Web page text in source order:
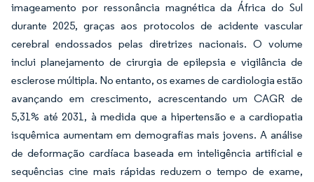
imageamento por ressonância magnética da África do Sul
durante 2025, graças aos protocolos de acidente vascular
cerebral endossados pelas diretrizes nacionais. O volume
inclui planejamento de cirurgia de epilepsia e vigilância de
esclerose múltipla. No entanto, os exames de cardiologia estão
avançando em crescimento, acrescentando um CAGR de
5,31% até 2031, à medida que a hipertensão e a cardiopatia
isquêmica aumentam em demografias mais jovens. A análise
de deformação cardíaca baseada em inteligência artificial e
sequências cine mais rápidas reduzem o tempo de exame,